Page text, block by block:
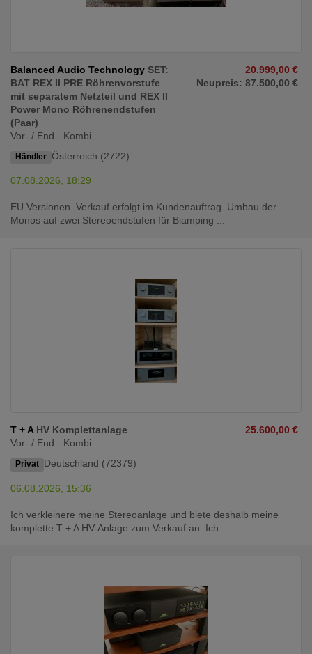
Balanced Audio Technology SET:
BAT REX II PRE Röhrenvorstufe
mit separatem Netzteil und REX II
Power Mono Röhrenendstufen
(Paar)
Vor- / End - Kombi
Händler Österreich (2722)
20.999,00 €
Neupreis: 87.500,00 €
07.08.2026, 18:29
EU Versionen. Verkauf erfolgt im Kundenauftrag. Umbau der
Monos auf zwei Stereoendstufen für Biamping ...
T + A HV Komplettanlage
Vor- / End - Kombi
Privat Deutschland (72379)
25.600,00 €
06.08.2026, 15:36
Ich verkleinere meine Stereoanlage und biete deshalb meine
komplette T + A HV-Anlage zum Verkauf an. Ich ...